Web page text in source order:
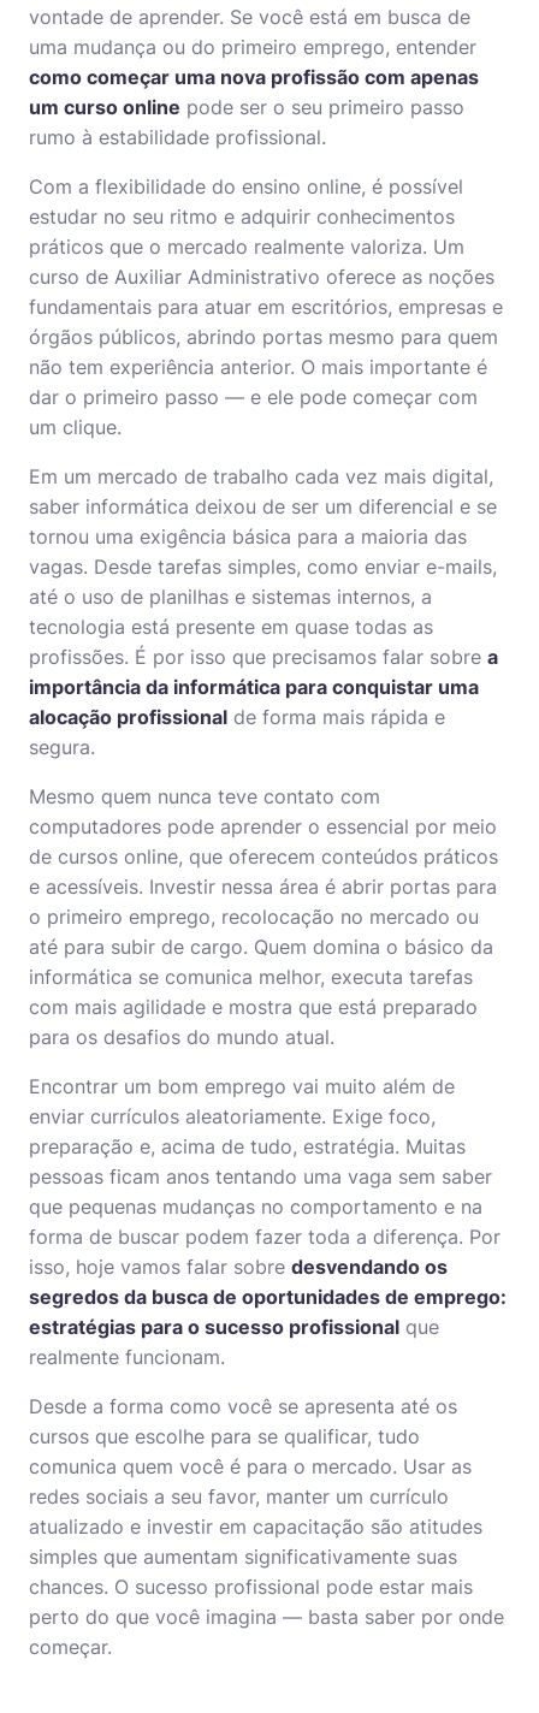
vontade de aprender. Se você está em busca de
uma mudança ou do primeiro emprego, entender
como começar uma nova profissão com apenas
um curso online pode ser o seu primeiro passo
rumo à estabilidade profissional.
Com a flexibilidade do ensino online, é possível
estudar no seu ritmo e adquirir conhecimentos
práticos que o mercado realmente valoriza. Um
curso de Auxiliar Administrativo oferece as noções
fundamentais para atuar em escritórios, empresas e
órgãos públicos, abrindo portas mesmo para quem
não tem experiência anterior. O mais importante é
dar o primeiro passo — e ele pode começar com
um clique.
Em um mercado de trabalho cada vez mais digital,
saber informática deixou de ser um diferencial e se
tornou uma exigência básica para a maioria das
vagas. Desde tarefas simples, como enviar e-mails,
até o uso de planilhas e sistemas internos, a
tecnologia está presente em quase todas as
profissões. É por isso que precisamos falar sobre a
importância da informática para conquistar uma
alocação profissional de forma mais rápida e
segura.
Mesmo quem nunca teve contato com
computadores pode aprender o essencial por meio
de cursos online, que oferecem conteúdos práticos
e acessíveis. Investir nessa área é abrir portas para
o primeiro emprego, recolocação no mercado ou
até para subir de cargo. Quem domina o básico da
informática se comunica melhor, executa tarefas
com mais agilidade e mostra que está preparado
para os desafios do mundo atual.
Encontrar um bom emprego vai muito além de
enviar currículos aleatoriamente. Exige foco,
preparação e, acima de tudo, estratégia. Muitas
pessoas ficam anos tentando uma vaga sem saber
que pequenas mudanças no comportamento e na
forma de buscar podem fazer toda a diferença. Por
isso, hoje vamos falar sobre desvendando os
segredos da busca de oportunidades de emprego:
estratégias para o sucesso profissional que
realmente funcionam.
Desde a forma como você se apresenta até os
cursos que escolhe para se qualificar, tudo
comunica quem você é para o mercado. Usar as
redes sociais a seu favor, manter um currículo
atualizado e investir em capacitação são atitudes
simples que aumentam significativamente suas
chances. O sucesso profissional pode estar mais
perto do que você imagina — basta saber por onde
começar.